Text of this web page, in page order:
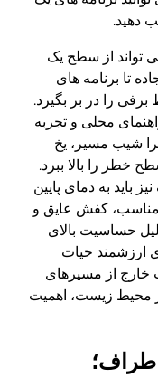
دهید.
تواند از سطح یک
تا برنامه های
را در بر بگیرد.
محلی و تجربه
شیب مسیر، یخ
خطر را بالا ببرد.
باید به دمای پایین
مناسب، کفش عایق و
حساسیت بالای
ارزشمند حیات
از مسیرهای
محیط زیست، اهمیت